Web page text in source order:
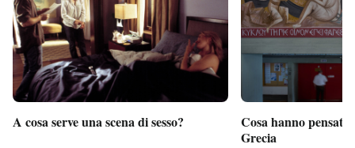
SHOP
CALENDARIO
A cosa serve una scena di sesso?
Cosa hanno pensato
Grecia